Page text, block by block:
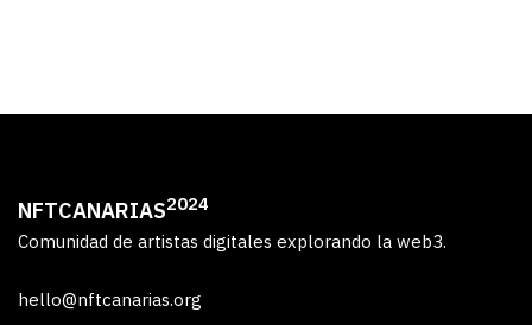
NFTCANARIAS2024
Comunidad de artistas digitales explorando la web3.
hello@nftcanarias.org